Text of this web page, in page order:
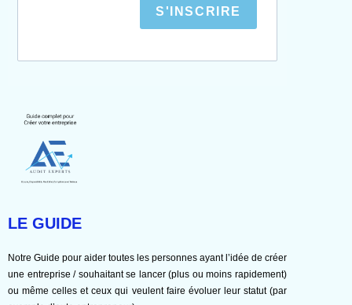
S'INSCRIRE
LE GUIDE
Notre Guide pour aider toutes les personnes ayant l’idée de créer
une entreprise / souhaitant se lancer (plus ou moins rapidement)
ou même celles et ceux qui veulent faire évoluer leur statut (par